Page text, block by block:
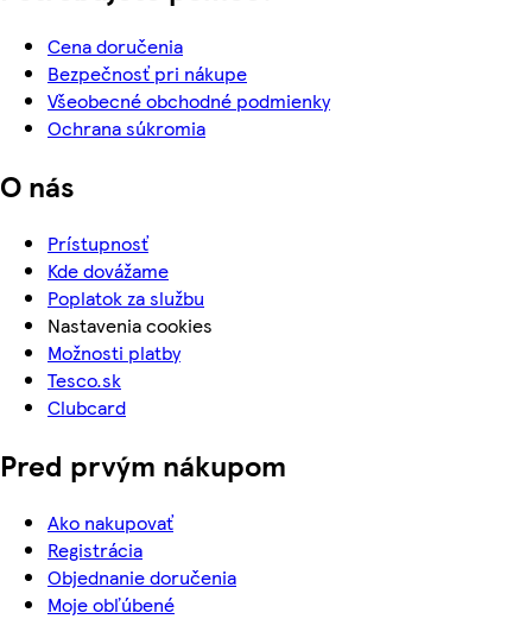
Cena doručenia
Bezpečnosť pri nákupe
Všeobecné obchodné podmienky
Ochrana súkromia
O nás
Prístupnosť
Kde dovážame
Poplatok za službu
Nastavenia cookies
Možnosti platby
Tesco.sk
Clubcard
Pred prvým nákupom
Ako nakupovať
Registrácia
Objednanie doručenia
Moje obľúbené